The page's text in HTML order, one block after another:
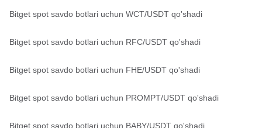
Bitget spot savdo botlari uchun WCT/USDT qo'shadi
Bitget spot savdo botlari uchun RFC/USDT qo'shadi
Bitget spot savdo botlari uchun FHE/USDT qo'shadi
Bitget spot savdo botlari uchun PROMPT/USDT qo'shadi
Bitget spot savdo botlari uchun BABY/USDT qo'shadi